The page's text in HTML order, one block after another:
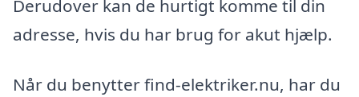
Derudover kan de hurtigt komme til din
adresse, hvis du har brug for akut hjælp.
Når du benytter find-elektriker.nu, har du